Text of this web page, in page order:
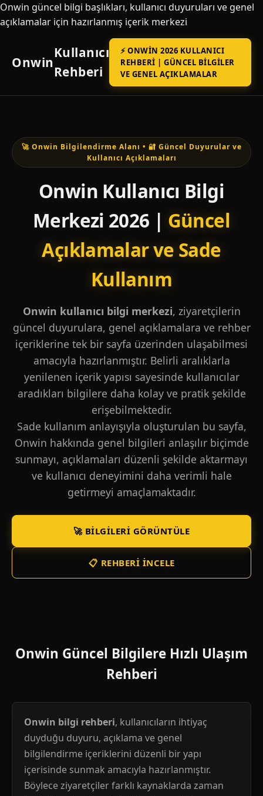
Onwin güncel bilgi başlıkları, kullanıcı duyuruları ve genel
açıklamalar için hazırlanmış içerik merkezi
Onwin
Kullanıcı
Rehberi
⚡ ONWIN 2026 KULLANICI
REHBERI | GÜNCEL BILGILER
VE GENEL AÇIKLAMALAR
🚀 Onwin Bilgilendirme Alanı • 🔐 Güncel Duyurular ve
Kullanıcı Açıklamaları
Onwin Kullanıcı Bilgi
Merkezi 2026 | Güncel
Açıklamalar ve Sade
Kullanım
Onwin kullanıcı bilgi merkezi, ziyaretçilerin
güncel duyurulara, genel açıklamalara ve rehber
içeriklerine tek bir sayfa üzerinden ulaşabilmesi
amacıyla hazırlanmıştır. Belirli aralıklarla
yenilenen içerik yapısı sayesinde kullanıcılar
aradıkları bilgilere daha kolay ve pratik şekilde
erişebilmektedir.
Sade kullanım anlayışıyla oluşturulan bu sayfa,
Onwin hakkında genel bilgileri anlaşılır biçimde
sunmayı, açıklamaları düzenli şekilde aktarmayı
ve kullanıcı deneyimini daha verimli hale
getirmeyi amaçlamaktadır.
🚀 BILGILERI GÖRÜNTÜLE
📋 REHBERI İNCELE
Onwin Güncel Bilgilere Hızlı Ulaşım
Rehberi
Onwin bilgi rehberi, kullanıcıların ihtiyaç
duyduğu duyuru, açıklama ve genel
bilgilendirme içeriklerini düzenli bir yapı
içerisinde sunmak amacıyla hazırlanmıştır.
Böylece ziyaretçiler farklı kaynaklarda zaman